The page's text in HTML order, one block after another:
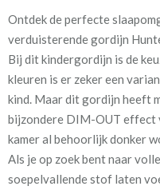
Meestal eerder, maar
rekening
Ontdek de perfecte
verduisterende gordijn
Bij dit kindergordijn is de
kleuren is er zeker een
kind. Maar dit gordijn heeft
bijzondere DIM-OUT effect
kamer al behoorlijk donker
Als je op zoek bent naar
soepelvallende stof laten